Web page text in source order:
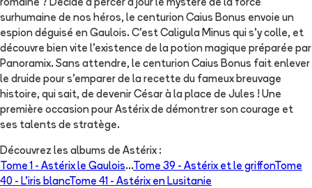
romaine ? Décidé à percer à jour le mystère de la force
surhumaine de nos héros, le centurion Caius Bonus envoie un
espion déguisé en Gaulois. C’est Caligula Minus qui s’y colle, et
découvre bien vite l’existence de la potion magique préparée par
Panoramix. Sans attendre, le centurion Caius Bonus fait enlever
le druide pour s’emparer de la recette du fameux breuvage
histoire, qui sait, de devenir César à la place de Jules ! Une
première occasion pour Astérix de démontrer son courage et
ses talents de stratège.
Découvrez les albums de Astérix :
Tome 1 - Astérix le Gaulois...Tome 39 - Astérix et le griffonTome
40 - L'iris blancTome 41 - Astérix en Lusitanie